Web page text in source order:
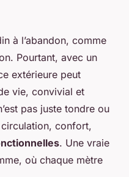
un
et
de lecture
à l’abandon, comme
Pourtant, avec un
extérieure peut
vie, convivial et
pas juste tondre ou
circulation, confort,
. Une vraie
où chaque mètre